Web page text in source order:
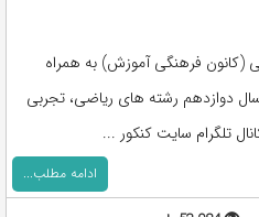
30 شهریور 1403 قلمچی (کانون فرهنگی آموزش) به همراه
دوازدهم رشته های ریاضی، تجربی
تلگرام سایت کنکور ...
ادامه مطلب...